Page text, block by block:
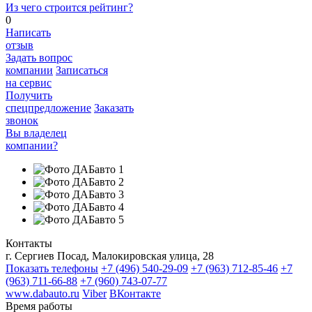
Из чего строится рейтинг?
0
Написать
отзыв
Задать вопрос
компании Записаться
на сервис
Получить
спецпредложение Заказать
звонок
Вы владелец
компании?
Контакты
г. Сергиев Посад, Малокировская улица, 28
Показать телефоны +7 (496) 540-29-09 +7 (963) 712-85-46 +7
(963) 711-66-88 +7 (960) 743-07-77
www.dabauto.ru Viber ВКонтакте
Время работы